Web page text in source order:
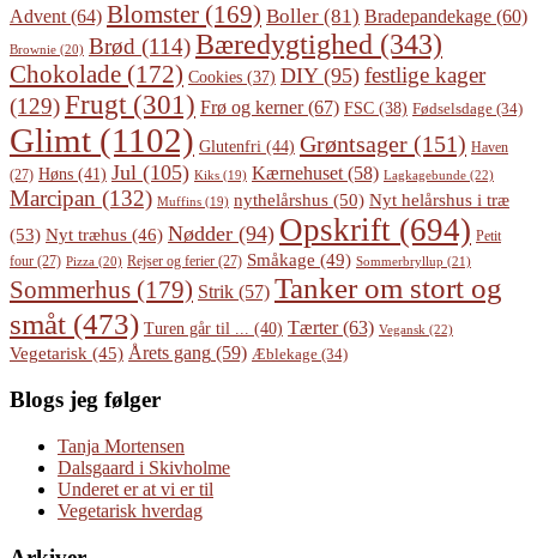
Advent (64) Blomster (169) Boller (81) Bradepandekage (60)
Brownie (20) Brød (114)Bæredygtighed (343)
Chokolade (172) Cookies (37) DIY(95) festlige kager
(129)Frugt(301) Frø og kerner(67) FSC (38) Fødselsdage (34)
Glimt (1102) Glutenfri (44) Grøntsager (151) Haven
(27) Høns (41) Jul (105) Kiks (19) Kærnehuset (58) Lagkagebunde (22)
Marcipan (132) Muffins (19) nythelårshus (50) Nyt helårshus i træ
(53) Nyt træhus (46) Nødder (94) Opskrift (694) Petit
four (27) Pizza (20) Rejser og ferier (27) Småkage (49) Sommerbryllup (21)
Sommerhus (179) Strik (57) Tanker om stort og
småt (473) Turen går til ... (40) Tærter(63) Vegansk (22)
Vegetarisk (45) Årets gang (59) Æblekage (34)
Blogs jeg følger
Tanja Mortensen
Dalsgaard i Skivholme
Underet er at vi er til
Vegetarisk hverdag